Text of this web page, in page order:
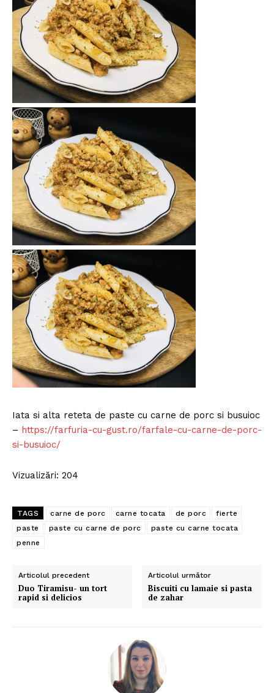
Iata si alta reteta de paste cu carne de porc si busuioc
– https://farfuria-cu-gust.ro/farfale-cu-carne-de-porc-
si-busuioc/
Vizualizări: 204
TAGS carne de porc carne tocata de porc
fierte
paste
paste cu carne de porc
paste cu carne tocata
penne
Articolul precedent
Duo Tiramisu- un tort
rapid si delicios
Articolul următor
Biscuiti cu lamaie si pasta
de zahar